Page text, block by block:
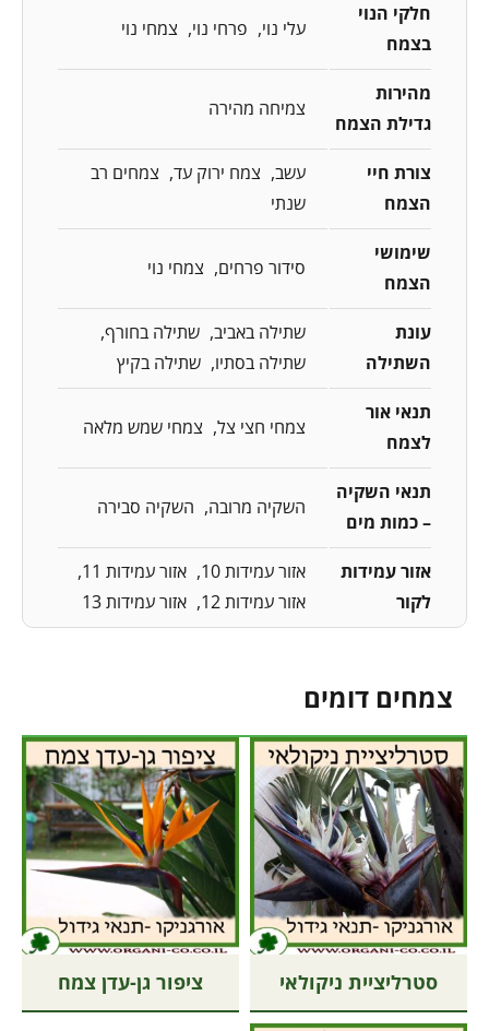
חלקי הנוי
בצמח
עלי נוי פרחי נוי צמחי נוי
מהירות
גדילת הצמח
צמיחה מהירה
צורת חיי
הצמח
עשב צמח ירוק עד
צמחים רב
שנתי
שימושי
הצמח
סידור פרחים צמחי נוי
עונת
השתילה
שתילה באביב שתילה בחורף
שתילה בסתיו
שתילה בקיץ
תנאי אור
לצמח
צמחי חצי צל צמחי שמש מלאה
תנאי השקיה
– כמות מים
השקיה מרובה השקיה סבירה
אזור עמידות
לקור
אזור עמידות 10
אזור עמידות 11
אזור עמידות 12
אזור עמידות 13
צמחים דומים
סטרליציית ניקולאי ציפור גן-עדן צמח